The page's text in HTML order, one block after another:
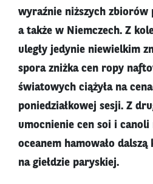
wyraźnie niższych zbiorów
a także w Niemczech. Z
uległy jedynie niewielkim
spora zniżka cen ropy
światowych ciążyła na
poniedziałkowej sesji. Z
umocnienie cen soi i canoli
oceanem hamowało
na giełdzie paryskiej.